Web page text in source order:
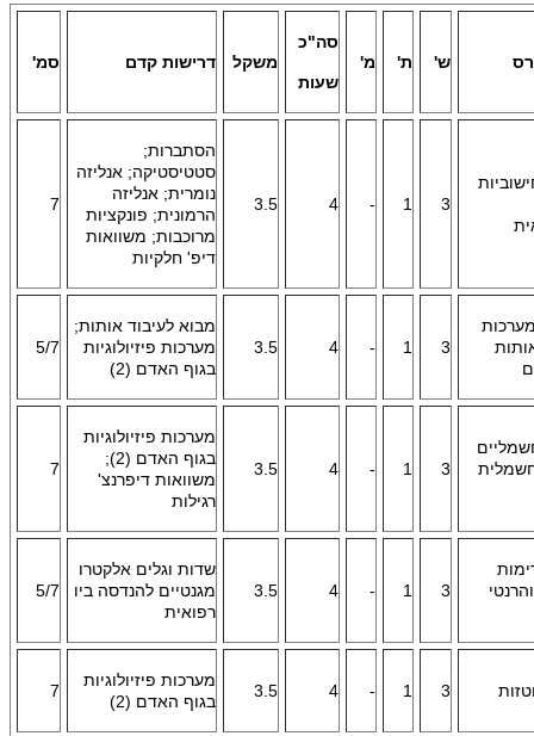
ש' ת' מ'
סה"כ
שעות
משקל דרישות קדם סמ'
3
1
-
4
3.5
הסתברות;
סטטיסטיקה; אנליזה
נומרית; אנליזה
הרמונית; פונקציות
מרוכבות; משוואות
דיפ' חלקיות
7
3
1
-
4
3.5
מבוא לעיבוד אותות;
מערכות פיזיולוגיות
בגוף האדם (2)
5/7
3
1
-
4
3.5
מערכות פיזיולוגיות
בגוף האדם (2);
משוואות דיפרנצ'
רגילות
7
3
1
-
4
3.5
שדות וגלים אלקטרו
מגנטיים להנדסה ביו
רפואית
5/7
3
1
-
4
3.5
מערכות פיזיולוגיות
בגוף האדם (2)
7